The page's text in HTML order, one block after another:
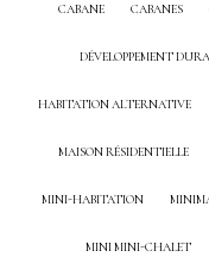
CABANE CABANES
DÉVELOPPEMENT
HABITATION ALTERNATIVE
MAISON RÉSIDENTIELLE
MINI-HABITATION
MINI MINI-CHALET